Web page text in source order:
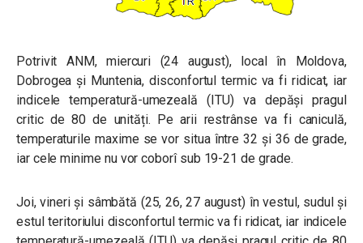
Potrivit ANM, miercuri (24 august), local în Moldova,
Dobrogea și Muntenia, disconfortul termic va fi ridicat, iar
indicele temperatură-umezeală (ITU) va depăși pragul
critic de 80 de unități. Pe arii restrânse va fi caniculă,
temperaturile maxime se vor situa între 32 și 36 de grade,
iar cele minime nu vor coborî sub 19-21 de grade.
Joi, vineri și sâmbătă (25, 26, 27 august) în vestul, sudul și
estul teritoriului disconfortul termic va fi ridicat, iar indicele